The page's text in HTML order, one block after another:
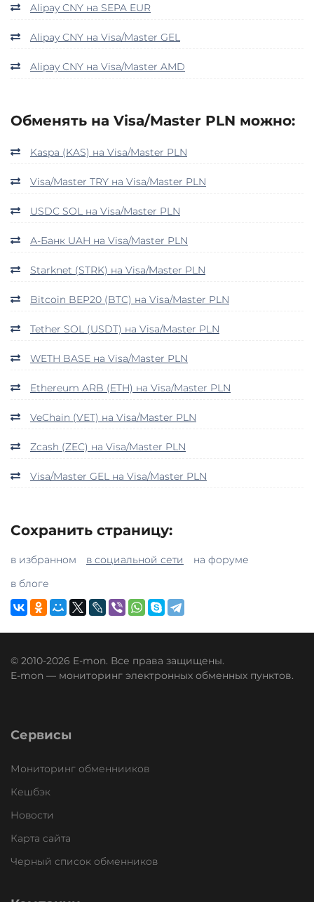
Alipay CNY на SEPA EUR
Alipay CNY на Visa/Master GEL
Alipay CNY на Visa/Master AMD
Обменять на Visa/Master PLN можно:
Kaspa (KAS) на Visa/Master PLN
Visa/Master TRY на Visa/Master PLN
USDC SOL на Visa/Master PLN
А-Банк UAH на Visa/Master PLN
Starknet (STRK) на Visa/Master PLN
Bitcoin BEP20 (BTC) на Visa/Master PLN
Tether SOL (USDT) на Visa/Master PLN
WETH BASE на Visa/Master PLN
Ethereum ARB (ETH) на Visa/Master PLN
VeChain (VET) на Visa/Master PLN
Zcash (ZEC) на Visa/Master PLN
Visa/Master GEL на Visa/Master PLN
Сохранить страницу:
в избранном в социальной сети
на форуме
в блоге
© 2010-2026 E-mon. Все права защищены.
E-mon — мониторинг электронных обменных пунктов.
Сервисы
Мониторинг обменнииков
Кешбэк
Новости
Карта сайта
Черный список обменников